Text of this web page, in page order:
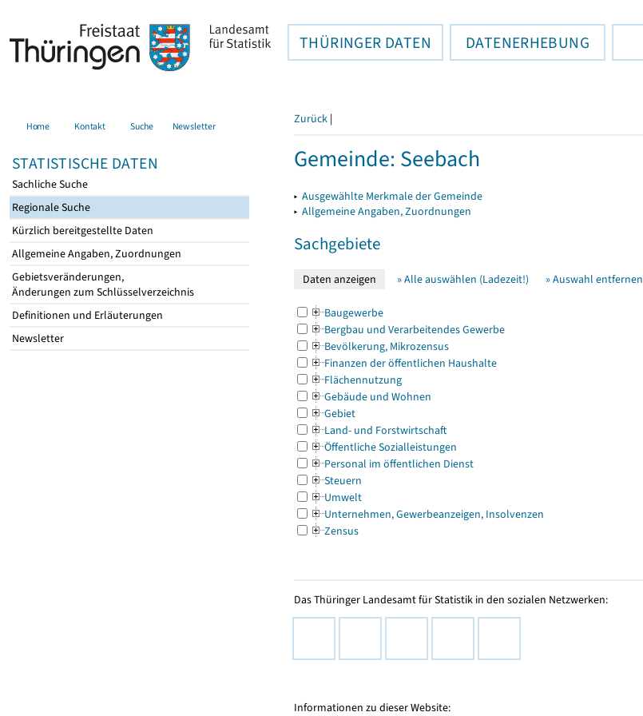
THÜRINGER DATEN DATENERHEBUNG
Home Kontakt Suche Newsletter
STATISTISCHE DATEN
Sachliche Suche
Regionale Suche
Kürzlich bereitgestellte Daten
Allgemeine Angaben, Zuordnungen
Gebietsveränderungen,
Änderungen zum Schlüsselverzeichnis
Definitionen und Erläuterungen
Newsletter
Zurück |
Gemeinde: Seebach
▸ Ausgewählte Merkmale der Gemeinde
▸ Allgemeine Angaben, Zuordnungen
Sachgebiete
» Alle auswählen (Ladezeit!) » Auswahl entfernen
Baugewerbe
Bergbau und Verarbeitendes Gewerbe
Bevölkerung, Mikrozensus
Finanzen der öffentlichen Haushalte
Flächennutzung
Gebäude und Wohnen
Gebiet
Land- und Forstwirtschaft
Öffentliche Sozialleistungen
Personal im öffentlichen Dienst
Steuern
Umwelt
Unternehmen, Gewerbeanzeigen, Insolvenzen
Zensus
Das Thüringer Landesamt für Statistik in den sozialen Netzwerken:
Informationen zu dieser Website: